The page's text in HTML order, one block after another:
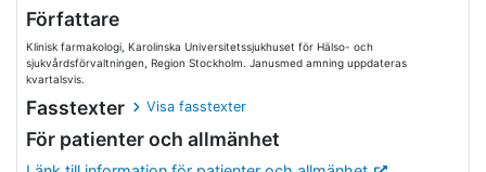
Författare
Klinisk farmakologi, Karolinska Universitetssjukhuset för Hälso- och
sjukvårdsförvaltningen, Region Stockholm. Janusmed amning uppdateras
kvartalsvis.
Fasstexter Visa fasstexter
För patienter och allmänhet